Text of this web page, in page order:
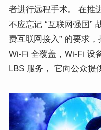
者进行远程手术。 在推
不应忘记 “互联网强国”
费互联网接入” 的要求
Wi-Fi 全覆盖，Wi-Fi 设
LBS 服务， 它向公众提